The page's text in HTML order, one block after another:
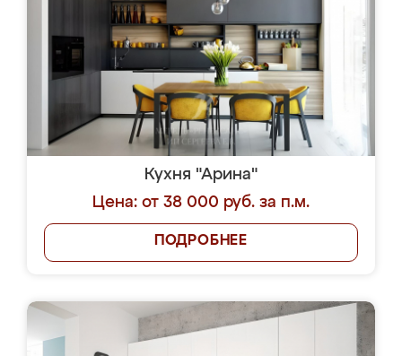
Кухня "Арина"
Цена: от 38 000 руб. за п.м.
ПОДРОБНЕЕ